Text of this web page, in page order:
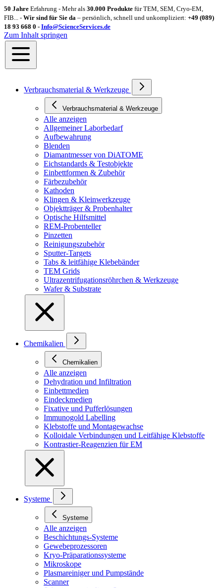
50 Jahre Erfahrung - Mehr als 30.000 Produkte für TEM, SEM, Cryo-EM,
FIB... - Wir sind für Sie da – persönlich, schnell und unkompliziert: +49 (089)
18 93 668 0 - Info@ScienceServices.de
Zum Inhalt springen
Verbrauchsmaterial & Werkzeuge
Verbrauchsmaterial & Werkzeuge
Alle anzeigen
Allgemeiner Laborbedarf
Aufbewahrung
Blenden
Diamantmesser von DiATOME
Eichstandards & Testobjekte
Einbettformen & Zubehör
Färbezubehör
Kathoden
Klingen & Kleinwerkzeuge
Objektträger & Probenhalter
Optische Hilfsmittel
REM-Probenteller
Pinzetten
Reinigungszubehör
Sputter-Targets
Tabs & leitfähige Klebebänder
TEM Grids
Ultrazentrifugationsröhrchen & Werkzeuge
Wafer & Substrate
Chemikalien
Chemikalien
Alle anzeigen
Dehydration und Infiltration
Einbettmedien
Eindeckmedien
Fixative und Pufferlösungen
Immunogold Labelling
Klebstoffe und Montagewachse
Kolloidale Verbindungen und Leitfähige Klebstoffe
Kontrastier-Reagenzien für EM
Systeme
Systeme
Alle anzeigen
Beschichtungs-Systeme
Gewebeprozessoren
Kryo-Präparationssysteme
Mikroskope
Plasmareiniger und Pumpstände
Scanner